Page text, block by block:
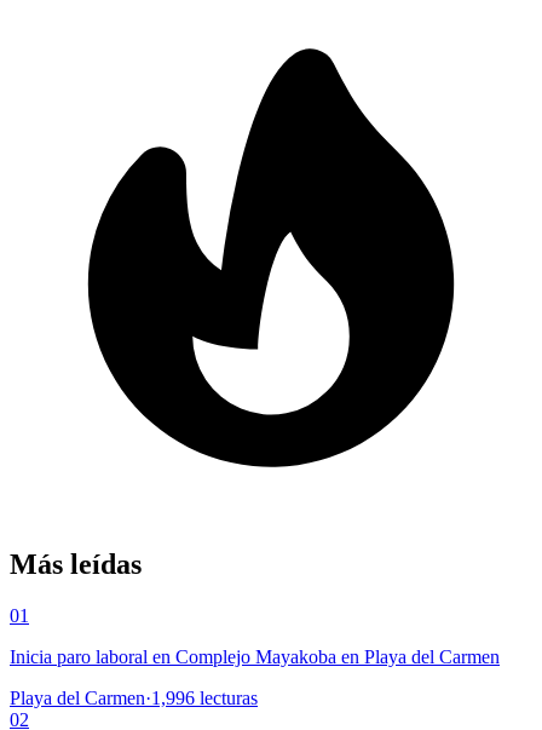
Más leídas
01
Inicia paro laboral en Complejo Mayakoba en Playa del Carmen
Playa del Carmen·1,996 lecturas
02